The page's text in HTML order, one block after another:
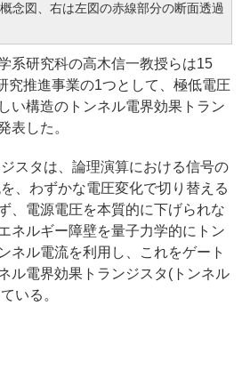
念図、右は左図の赤線部分の断面透過
系研究科の高木信一教授らは15
究推進事業の1つとして、極低電圧
い構造のトンネル電界効果トラン
表した。
スタは、論理演算における信号の
、わずかな電圧変化で切り替える
、電源電圧を本質的に下げられな
ネルギー障壁を量子力学的にトン
ネル電流を利用し、これをゲート
ル電界効果トランジスタ(トンネル
いる。